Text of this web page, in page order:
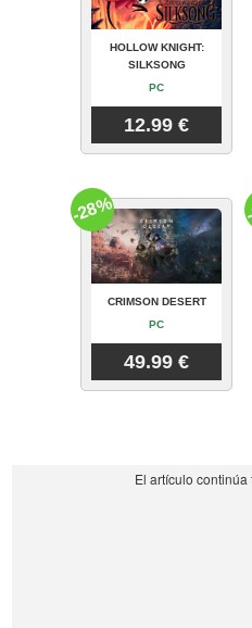
HOLLOW KNIGHT:
SILKSONG
PC
12.99 €
CRIMSON DESERT
PC
49.99 €
-28%